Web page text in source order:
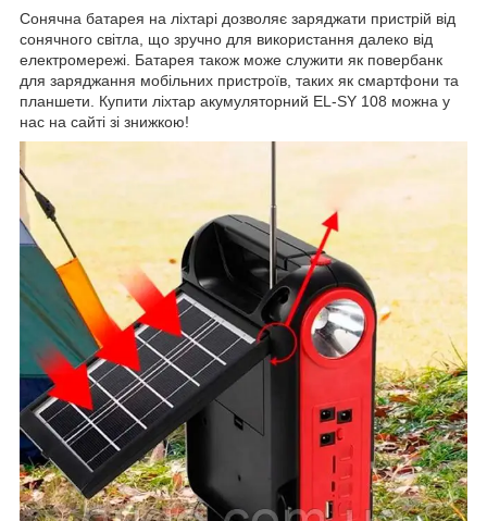
Сонячна батарея на ліхтарі дозволяє заряджати пристрій від
сонячного світла, що зручно для використання далеко від
електромережі. Батарея також може служити як повербанк
для заряджання мобільних пристроїв, таких як смартфони та
планшети. Купити ліхтар акумуляторний EL-SY 108 можна у
нас на сайті зі знижкою!